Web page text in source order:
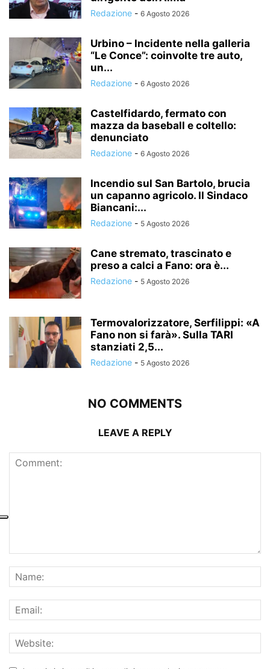
Redazione - 6 Agosto 2026
Urbino – Incidente nella galleria
“Le Conce”: coinvolte tre auto,
un...
Redazione - 6 Agosto 2026
Castelfidardo, fermato con
mazza da baseball e coltello:
denunciato
Redazione - 6 Agosto 2026
Incendio sul San Bartolo, brucia
un capanno agricolo. Il Sindaco
Biancani:...
Redazione - 5 Agosto 2026
Cane stremato, trascinato e
preso a calci a Fano: ora è...
Redazione - 5 Agosto 2026
Termovalorizzatore, Serfilippi: «A
Fano non si farà». Sulla TARI
stanziati 2,5...
Redazione - 5 Agosto 2026
NO COMMENTS
LEAVE A REPLY